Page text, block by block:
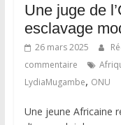
Une juge de
esclavage
26 mars 2025
commentaire
LydiaMugambe, ONU
Une jeune Africaine